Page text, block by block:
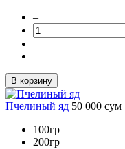
–
+
В корзину
Пчелиный яд 50 000 сум
100гр
200гр